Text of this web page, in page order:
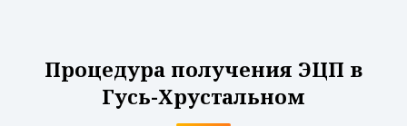
Процедура получения ЭЦП в
Гусь-Хрустальном